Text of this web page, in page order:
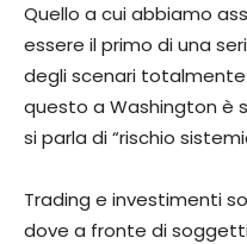
Quello a cui abbiamo
essere il primo di una
degli scenari totalmente
questo a Washington è
si parla di “rischio
Trading e investimenti
dove a fronte di